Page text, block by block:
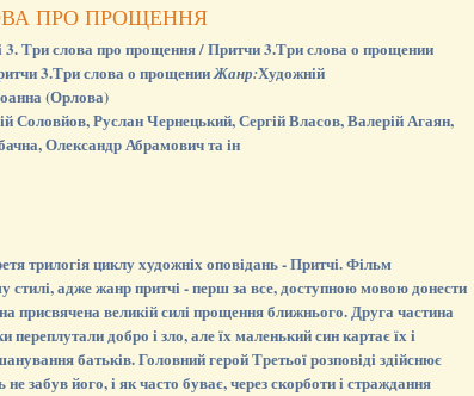
ПРО ПРОЩЕННЯ
3. Три слова про прощення / Притчи 3.Три слова о прощении
3.Три слова о прощенииЖанр:Художній
(Орлова)
Соловйов, Руслан Чернецький, Сергій Власов, Валерій Агаян,
Олександр Абрамович та ін
трилогія циклу художніх оповідань - Притчі. Фільм
стилі, адже жанр притчі - перш за все, доступною мовою донести
присвячена великій силі прощення ближнього. Друга частина
переплутали добро і зло, але їх маленький син картає їх і
батьків. Головний герой Третьої розповіді здійснює
забув його, і як часто буває, через скорботи і страждання